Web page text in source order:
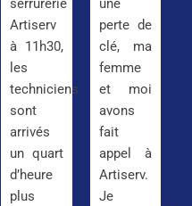
serrurerie
Artiserv
à 11h30,
les
techniciens
sont
arrivés
un quart
d’heure
plus
une
perte de
clé, ma
femme
et moi
avons
fait
appel à
Artiserv.
Je